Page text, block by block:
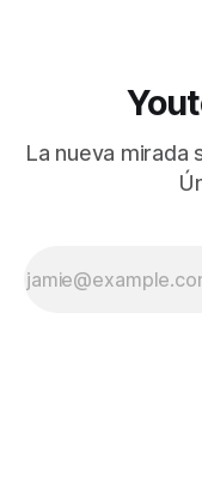
La nueva mirada